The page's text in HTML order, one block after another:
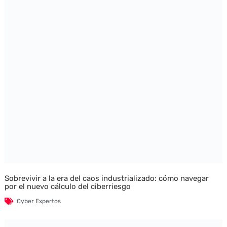
Sobrevivir a la era del caos industrializado: cómo navegar
por el nuevo cálculo del ciberriesgo
Cyber Expertos